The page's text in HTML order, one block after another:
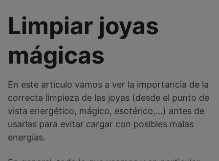
Limpiar joyas
mágicas
En este artículo vamos a ver la importancia de la
correcta limpieza de las joyas (desde el punto de
vista energético, mágico, esotérico,…) antes de
usarlas para evitar cargar con posibles malas
energías.